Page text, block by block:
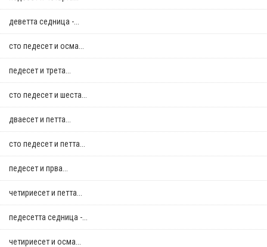
деветта седница -...
сто педесет и осма...
педесет и трета...
сто педесет и шеста...
дваесет и петта...
сто педесет и петта...
педесет и прва...
четириесет и петта...
педесетта седница -...
четириесет и осма...